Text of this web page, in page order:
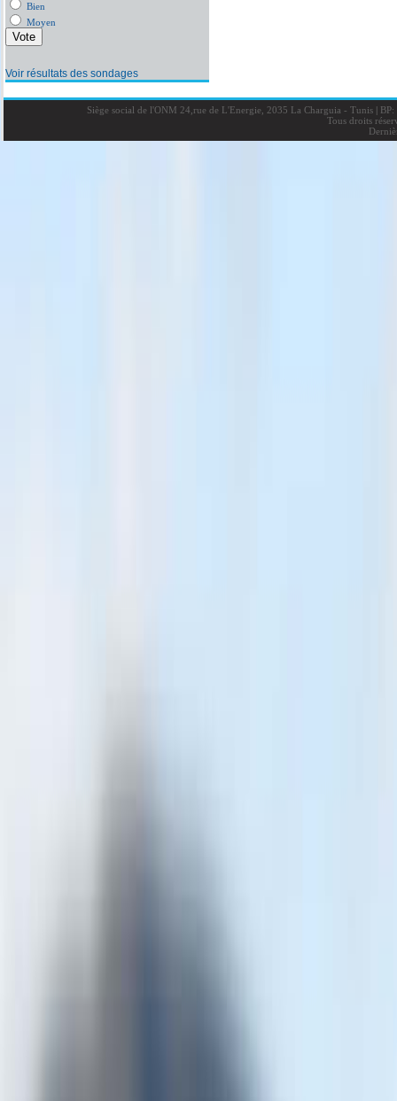
Bien
Moyen
Voir résultats des sondages
Siège social de l'ONM 24,rue de L'Energie, 2035 La Charguia - Tunis |BP:
Tous droits